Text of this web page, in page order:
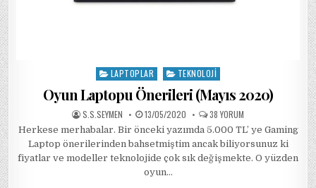
Posted
LAPTOPLAR TEKNOLOJI
Oyun Laptopu Önerileri (Mayıs 2020)
AUTHOR:
S.S.SEYMEN PUBLISHED
DATE:
13/05/2020 OYUN
LAPTOPU
ÖNERILERI
(MAYIS
2020)
IÇIN
38 YORUM
Herkese merhabalar. Bir önceki yazımda 5.000 TL’ ye Gaming
Laptop önerilerinden bahsetmiştim ancak biliyorsunuz ki
fiyatlar ve modeller teknolojide çok sık değişmekte. O yüzden
oyun…